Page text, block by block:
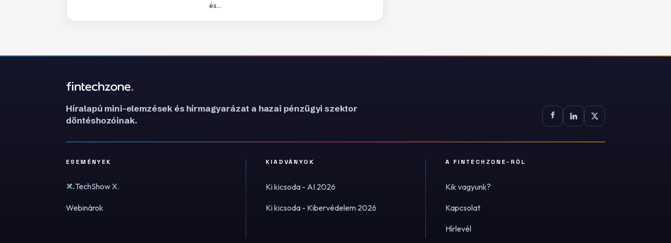
és...
Híralapú mini-elemzések és hírmagyarázat a hazai pénzügyi szektor
döntéshozóinak.
ESEMÉNYEK
TechShow X.
Webinárok
KIADVÁNYOK
Ki kicsoda - AI 2026
Ki kicsoda - Kibervédelem 2026
A FINTECHZONE-RÓL
Kik vagyunk?
Kapcsolat
Hírlevél